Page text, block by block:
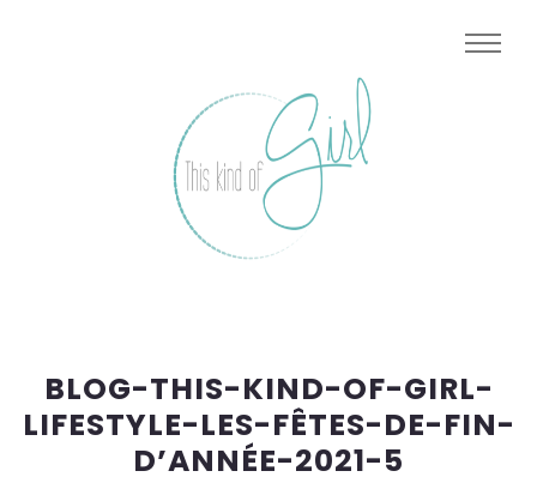
BLOG-THIS-KIND-OF-GIRL-
LIFESTYLE-LES-FÊTES-DE-FIN-
D’ANNÉE-2021-5